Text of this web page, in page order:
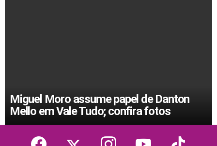
Miguel Moro assume papel de Danton
Mello em Vale Tudo; confira fotos
facebook instagram youtube tiktok